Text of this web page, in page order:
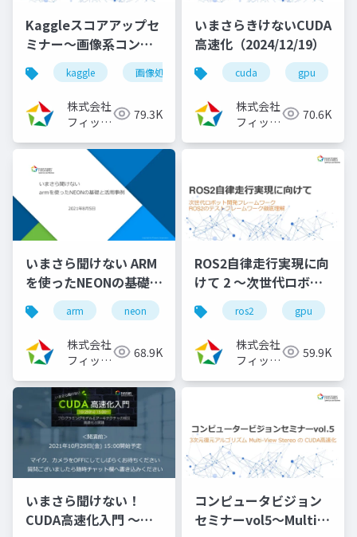
Kaggleスコアアップセ
ミナー～画像系コンペ
入門[前編]
（2023/08/02）
kaggle 画像処理 機械学習 深層学習
株式会社
フィック
79.3K
いまさらきけないCUDA
高速化（2024/12/19）
cuda gpu
株式会社
フィック
70.6K
いまさら聞けない ARM
を使ったNEONの基礎と
活用事例
（2021/08/05）
arm neon
株式会社
フィック
68.9K
ROS2自律走行実現に向
けて 2 ～次世代ロボッ
ト開発フレームワーク
ROS2のビルドシステム
徹底理解～
（2022/11/30）
ros2 gpu
株式会社
フィック
59.9K
いまさら聞けない！
CUDA高速化入門 ～プ
コンピュータビジョン
セミナーvol5～Multi-